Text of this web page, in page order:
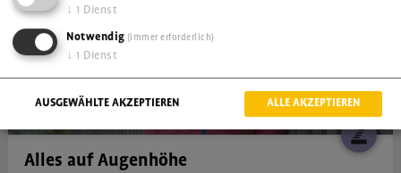
Alles auf Augenhöhe
↓ 1 Dienst
Notwendig (immer erforderlich)
↓ 1 Dienst
AUSGEWÄHLTE AKZEPTIEREN ALLE AKZEPTIEREN